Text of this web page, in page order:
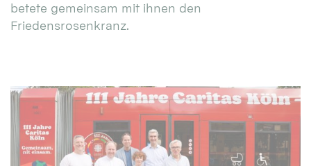
betete gemeinsam mit ihnen den
Friedensrosenkranz.